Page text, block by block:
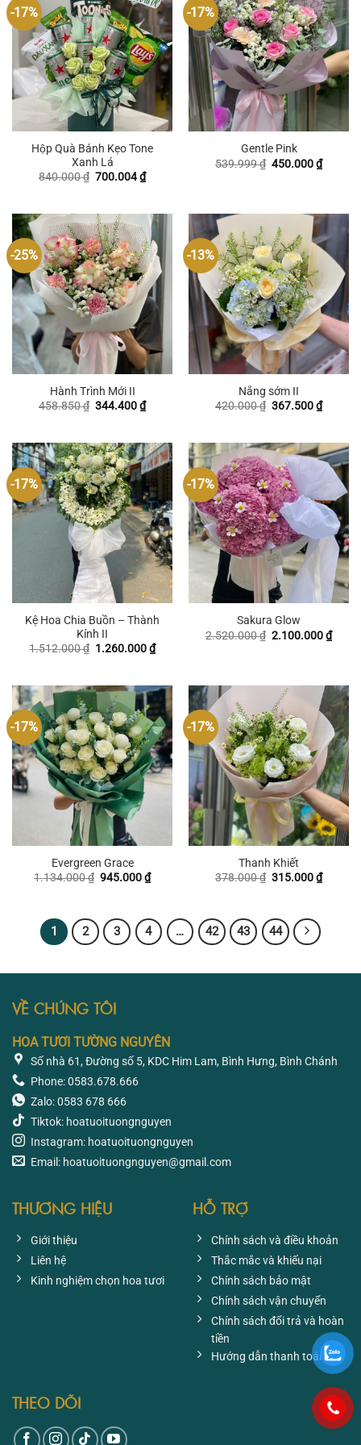
-17%
Hộp Quà Bánh Kẹo Tone
Xanh Lá
840.000₫ Giá
700.004₫Giá
hiện
700.004 ₫.
-17%
Gentle Pink
539.999₫ Giá
450.000₫Giá
hiện
-25%
Hành Trình Mới II
458.850₫ Giá
344.400₫Giá
hiện
344.400 ₫.
-13%
Nắng sớm II
420.000₫ Giá
367.500₫Giá
hiện
-17%
Kệ Hoa Chia Buồn – Thành
Kính II
1.512.000₫ Giá
1.260.000₫Giá
hiện
1.260.000 ₫.
-17%
Sakura Glow
2.520.000₫ Giá
2.100.000₫Giá
hiện
-17%
Evergreen Grace
1.134.000₫ Giá
945.000₫Giá
hiện
945.000 ₫.
-17%
Thanh Khiết
378.000₫ Giá
315.000₫Giá
hiện
1 2 3 4 … 42 43 44
VỀ CHÚNG TÔI
HOA TƯƠI TƯỜNG NGUYÊN
Số nhà 61, Đường số 5, KDC Him Lam, Bình Hưng, Bình Chánh
Phone: 0583.678.666
Zalo: 0583 678 666
Tiktok: hoatuoituongnguyen
Instagram: hoatuoituongnguyen
Email: hoatuoituongnguyen@gmail.com
THƯƠNG HIỆU
Giới thiệu
Liên hệ
Kinh nghiệm chọn hoa tươi
HỖ TRỢ
Chính sách và điều khoản
Thắc mắc và khiếu nại
Chính sách bảo mật
Chính sách vận chuyển
Chính sách đổi trả và hoàn
tiền
Hướng dẫn thanh toán
THEO DÕI